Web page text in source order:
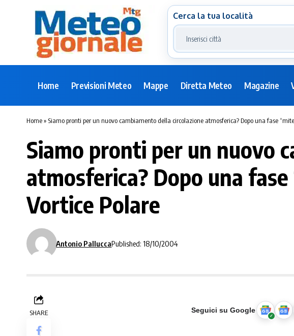
Cerca la tua località
Home Previsioni Meteo Mappe Diretta Meteo Magazine
Home» Siamo pronti per un nuovo cambiamento della circolazione atmosferica? Dopo una fase
Siamo pronti per un nuovo
atmosferica? Dopo una
Vortice Polare
Antonio PalluccaPublished: 18/10/2004
SHARE Seguici su Google